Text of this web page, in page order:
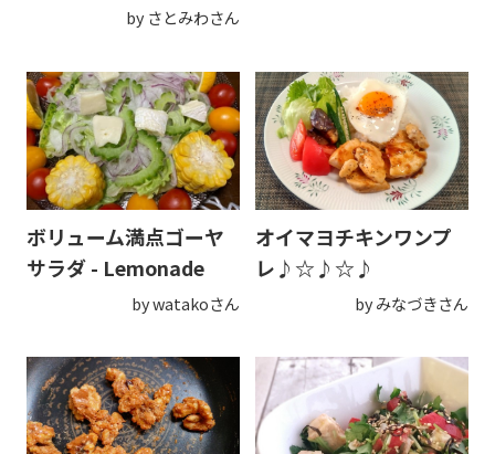
by さとみわさん
ボリューム満点ゴーヤ
サラダ - Lemonade
by watakoさん
オイマヨチキンワンプ
レ♪☆♪☆♪
by みなづきさん